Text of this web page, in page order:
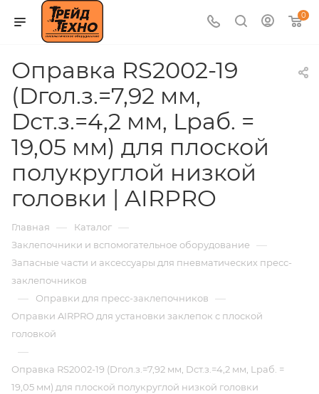
0
Оправка RS2002-19
(Dгол.з.=7,92 мм,
Dст.з.=4,2 мм, Lраб. =
19,05 мм) для плоской
полукруглой низкой
головки | AIRPRO
Главная — Каталог —
Заклепочники и вспомогательное оборудование —
Запасные части и аксессуары для пневматических пресс-
заклепочников
— Оправки для пресс-заклепочников —
Оправки AIRPRO для установки заклепок с плоской
головкой
—
Оправка RS2002-19 (Dгол.з.=7,92 мм, Dст.з.=4,2 мм, Lраб. =
19,05 мм) для плоской полукруглой низкой головки